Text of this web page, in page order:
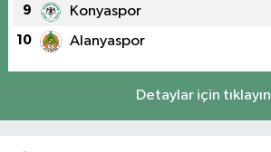
9 Konyaspor
10 Alanyaspor
Detaylar için tıklayın